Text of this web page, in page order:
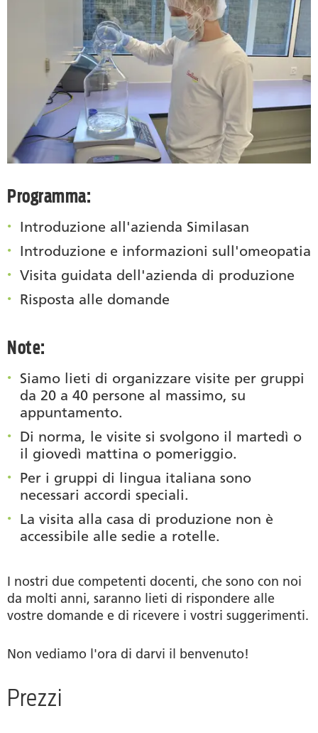
Programma:
Introduzione all'azienda Similasan
Introduzione e informazioni sull'omeopatia
Visita guidata dell'azienda di produzione
Risposta alle domande
Note:
Siamo lieti di organizzare visite per gruppi
da 20 a 40 persone al massimo, su
appuntamento.
Di norma, le visite si svolgono il martedì o
il giovedì mattina o pomeriggio.
Per i gruppi di lingua italiana sono
necessari accordi speciali.
La visita alla casa di produzione non è
accessibile alle sedie a rotelle.
I nostri due competenti docenti, che sono con noi
da molti anni, saranno lieti di rispondere alle
vostre domande e di ricevere i vostri suggerimenti.
Non vediamo l'ora di darvi il benvenuto!
Prezzi